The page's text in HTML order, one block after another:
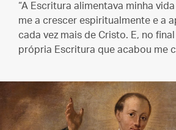
“A Escritura alimentava minha
me a crescer espiritualmente e a
cada vez mais de Cristo. E, no
própria Escritura que acabou me